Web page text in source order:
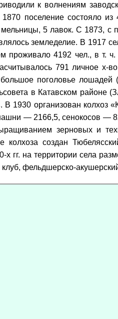
к волнениям
1870 поселение состояло
5 лавок. С 1873, с
земледелие. В 1917
проживало 4192 чел., в т.
791 личное х-
поголовье
в Катавском районе
В 1930 организован
— 2166,5, сенокосов —
зерновых и
колхоза создан
х гг. на территории села
фельдшерско-